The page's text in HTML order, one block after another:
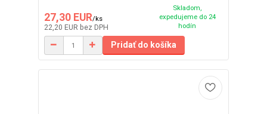
27,30 EUR/ks
22,20 EUR bez DPH
Skladom,
expedujeme do 24
hodín
Pridať do košíka